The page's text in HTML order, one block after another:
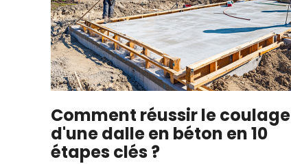
Comment réussir le coulage
d'une dalle en béton en 10
étapes clés ?